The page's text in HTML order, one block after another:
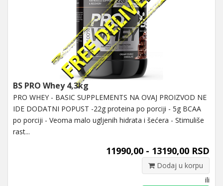
BS PRO Whey 4,3kg
PRO WHEY - BASIC SUPPLEMENTS NA OVAJ PROIZVOD NE
IDE DODATNI POPUST -22g proteina po porciji - 5g BCAA
po porciji - Veoma malo ugljenih hidrata i šećera - Stimuliše
rast...
11990,00 - 13190,00 RSD
Dodaj u korpu
ili